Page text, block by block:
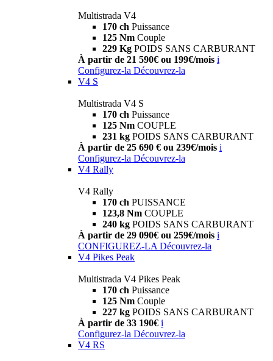
Multistrada V4
170 ch Puissance
125 Nm Couple
229 Kg POIDS SANS CARBURANT
À partir de 21 590€ ou 199€/mois i
Configurez-la Découvrez-la
V4 S
Multistrada V4 S
170 ch Puissance
125 Nm COUPLE
231 kg POIDS SANS CARBURANT
À partir de 25 690 € ou 239€/mois i
Configurez-la Découvrez-la
V4 Rally
V4 Rally
170 ch PUISSANCE
123,8 Nm COUPLE
240 kg POIDS SANS CARBURANT
À partir de 29 090€ ou 259€/mois i
CONFIGUREZ-LA Découvrez-la
V4 Pikes Peak
Multistrada V4 Pikes Peak
170 ch Puissance
125 Nm Couple
227 kg POIDS SANS CARBURANT
À partir de 33 190€ i
Configurez-la Découvrez-la
V4 RS